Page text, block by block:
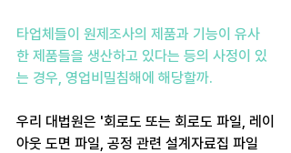
타업체들이 원제조사의 제품과 기능이 유사
한 제품들을 생산하고 있다는 등의 사정이 있
는 경우, 영업비밀침해에 해당할까.
우리 대법원은 '회로도 또는 회로도 파일, 레이
아웃 도면 파일, 공정 관련 설계자료집 파일